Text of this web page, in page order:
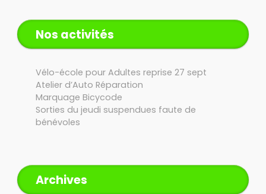
Nos activités
Vélo-école pour Adultes reprise 27 sept
Atelier d’Auto Réparation
Marquage Bicycode
Sorties du jeudi suspendues faute de
bénévoles
Archives